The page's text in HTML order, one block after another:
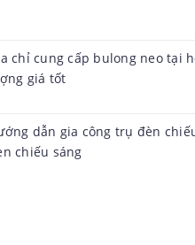
chỉ cung cấp bulong neo tại
giá tốt
dẫn gia công trụ đèn
chiếu sáng